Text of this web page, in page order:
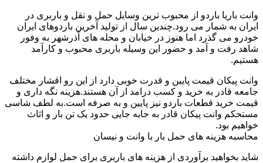
وانت باریا باردو از محبوب ترین وسایل حمل و نقل و باربری در
ایران به شمار می رود.چندین سال از تولید آخرین باردوهای ایران
خودرو می گذرد اما هنوز در خیابان و محله های آذرشهر به وفور
شاهد رفت و آمد و حضور این وسیله باربری محبوب و کارآمد
هستیم.
وانت پیکان قیمت پایین و قدرت خوبی دارد از این رو اقشار مختلف
جامعه قادر به خرید و کسب درامد از آن هستند.هزینه نگه داری و
قیمت خرید قطعات باردو نیز پایین و به صرفه است.به لطف شاسی
مستحکم وانت پیکان قادر به جابه جایی حدود یک تن بار و اثاث
خواهیم بود.
محاسبه هزینه های حمل بار با وانت و نیسان
شاید بخواهید برآوردی از هزینه های باربری برای حمل لوازم داشته